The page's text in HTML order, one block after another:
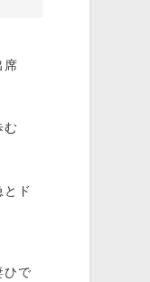
席
む
ド
ひで